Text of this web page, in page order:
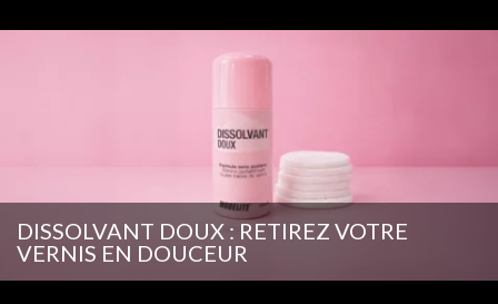
DISSOLVANT DOUX : RETIREZ VOTRE
VERNIS EN DOUCEUR